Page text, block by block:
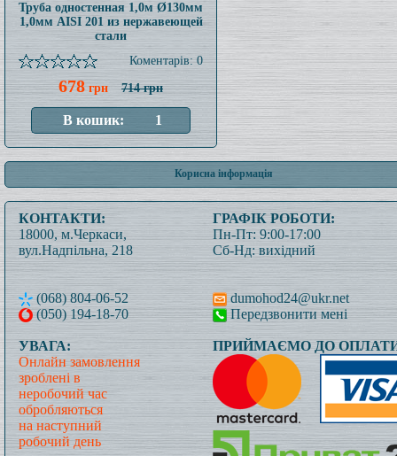
Труба одностенная 1,0м Ø130мм
1,0мм AISI 201 из нержавеющей
стали
Коментарів: 0
678 грн 714 грн
Корисна інформація
КОНТАКТИ:
18000, м.Черкаси,
вул.Надпільна, 218
(068) 804-06-52
(050) 194-18-70
ГРАФІК РОБОТИ:
Пн-Пт: 9:00-17:00
Сб-Нд: вихідний
dumohod24@ukr.net
Передзвонити мені
УВАГА:
Онлайн замовлення
зроблені в
неробочий час
обробляються
на наступний
робочий день
ПРИЙМАЄМО ДО